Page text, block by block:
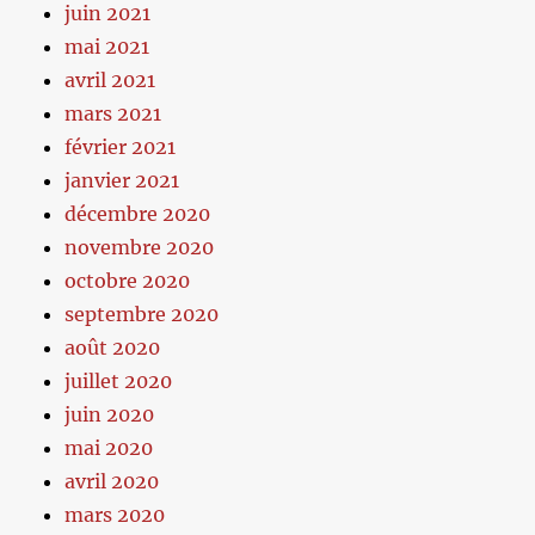
juin 2021
mai 2021
avril 2021
mars 2021
février 2021
janvier 2021
décembre 2020
novembre 2020
octobre 2020
septembre 2020
août 2020
juillet 2020
juin 2020
mai 2020
avril 2020
mars 2020